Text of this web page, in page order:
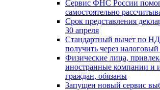
Сервис ФНС России
самостоятельно
Срок представления
30 апреля
Стандартный вычет по
получить через налоговый
Физические лица,
иностранные компании и
граждан, обязаны
Запущен новый сервис